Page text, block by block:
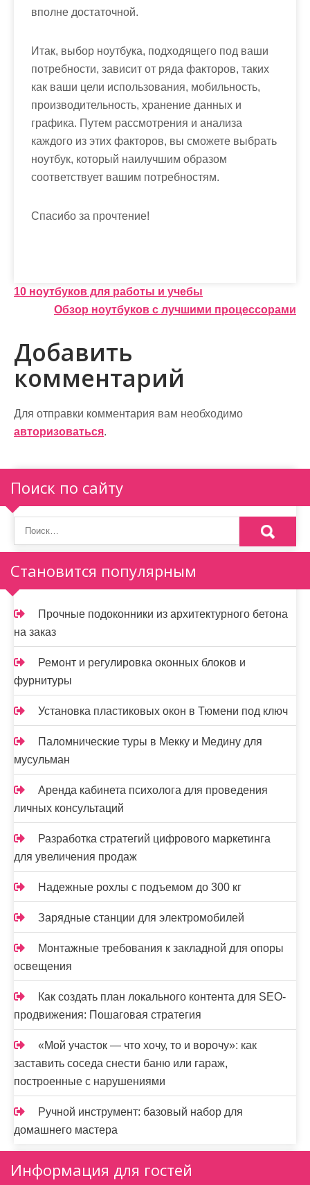
вполне достаточной.
Итак, выбор ноутбука, подходящего под ваши
потребности, зависит от ряда факторов, таких
как ваши цели использования, мобильность,
производительность, хранение данных и
графика. Путем рассмотрения и анализа
каждого из этих факторов, вы сможете выбрать
ноутбук, который наилучшим образом
соответствует вашим потребностям.
Спасибо за прочтение!
Н
в
и
г
а
и
я
п
о
з
а
п
и
с
я
м
10 ноутбуков для работы и учебы
Обзор ноутбуков с лучшими процессорами
Добавить
комментарий
Для отправки комментария вам необходимо
авторизоваться.
Поиск по сайту
Становится популярным
Прочные подоконники из архитектурного бетона
на заказ
Ремонт и регулировка оконных блоков и
фурнитуры
Установка пластиковых окон в Тюмени под ключ
Паломнические туры в Мекку и Медину для
мусульман
Аренда кабинета психолога для проведения
личных консультаций
Разработка стратегий цифрового маркетинга
для увеличения продаж
Надежные рохлы с подъемом до 300 кг
Зарядные станции для электромобилей
Монтажные требования к закладной для опоры
освещения
Как создать план локального контента для SEO-
продвижения: Пошаговая стратегия
«Мой участок — что хочу, то и ворочу»: как
заставить соседа снести баню или гараж,
построенные с нарушениями
Ручной инструмент: базовый набор для
домашнего мастера
Информация для гостей